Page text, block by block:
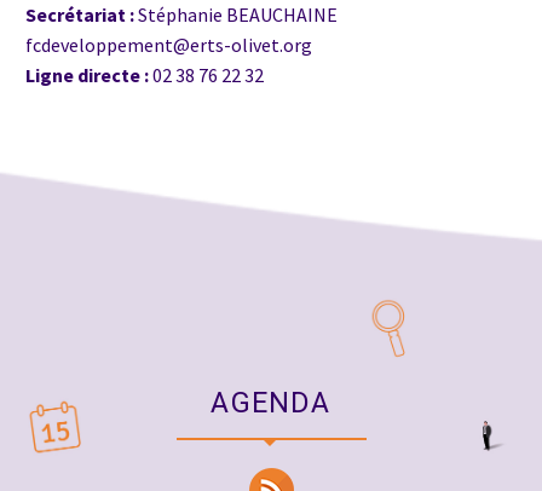
Secrétariat :Stéphanie BEAUCHAINE
fcdeveloppement@erts-olivet.org
Ligne directe :02 38 76 22 32
AGENDA